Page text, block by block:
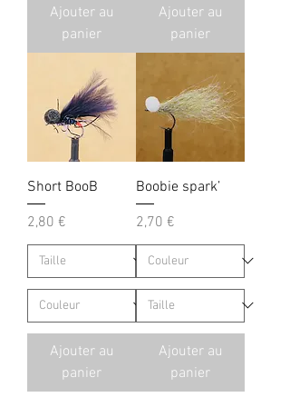
Ajouter au
panier
Ajouter au
panier
Short BooB
Prix
2,80 €
Ajouter au
panier
Boobie spark’
Prix
2,70 €
Ajouter au
panier